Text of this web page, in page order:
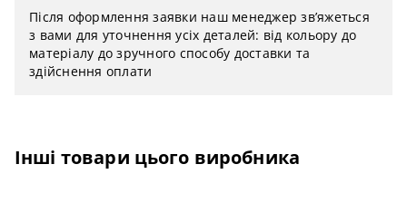
Після оформлення заявки наш менеджер зв’яжеться
з вами для уточнення усіх деталей: від кольору до
матеріалу до зручного способу доставки та
здійснення оплати
Інші товари цього виробника